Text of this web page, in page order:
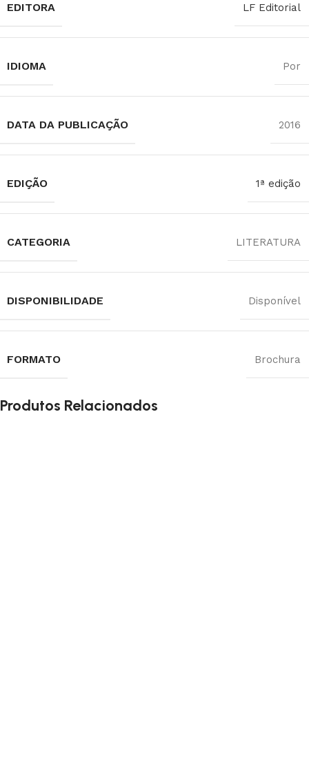
EDITORA LF Editorial
IDIOMA Por
DATA DA PUBLICAÇÃO 2016
EDIÇÃO 1ª edição
CATEGORIA LITERATURA
DISPONIBILIDADE Disponível
FORMATO Brochura
Produtos Relacionados